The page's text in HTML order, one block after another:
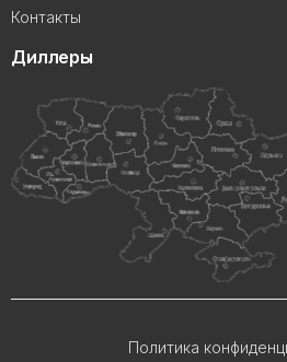
Контакты
Диллеры
Политика